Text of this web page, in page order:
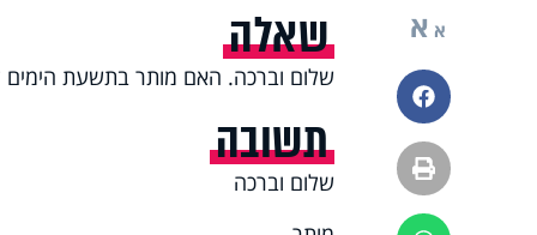
א א
פייסבוק
הדפסה
שאלה
שלום וברכה. האם מותר בתשעת
תשובה
שלום וברכה